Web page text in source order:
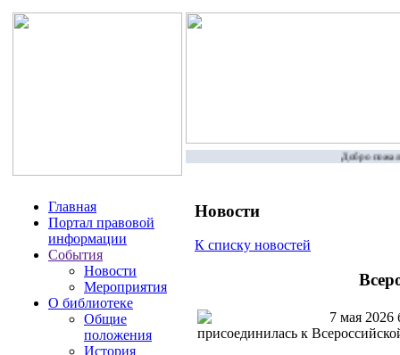
Добро
Главная
Портал правовой
информации
События
Новости
Мероприятия
О библиотеке
Общие
положения
История
Новости
К списку новостей
7 мая 2026
присоединилась к